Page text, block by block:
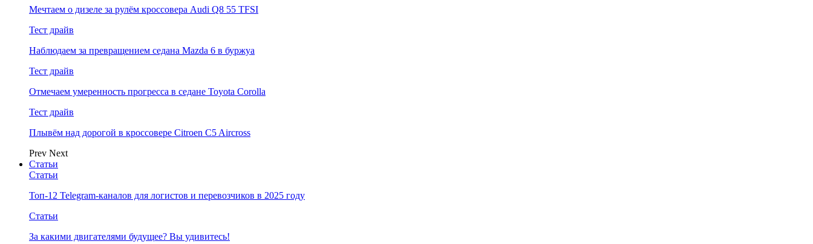
Мечтаем о дизеле за рулём кроссовера Audi Q8 55 TFSI
Тест драйв
Наблюдаем за превращением седана Mazda 6 в буржуа
Тест драйв
Отмечаем умеренность прогресса в седане Toyota Corolla
Тест драйв
Плывём над дорогой в кроссовере Citroen C5 Aircross
Prev Next
Статьи
Статьи
Топ-12 Telegram-каналов для логистов и перевозчиков в 2025 году
Статьи
За какими двигателями будущее? Вы удивитесь!